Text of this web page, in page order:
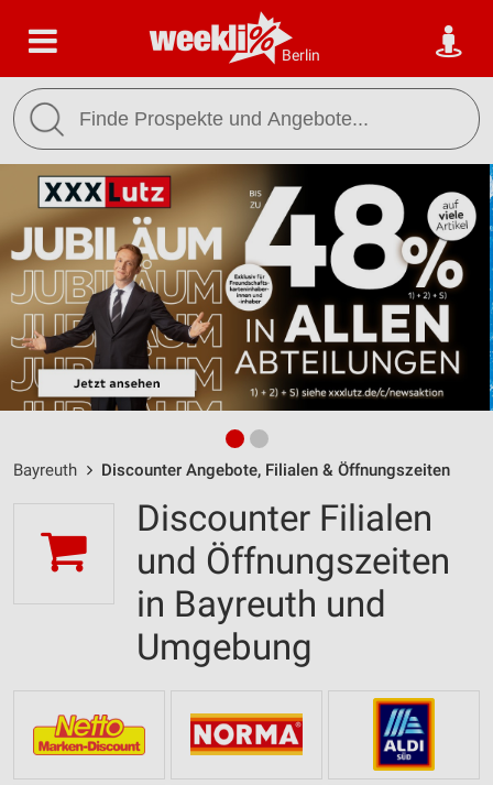
Berlin
Bayreuth Discounter Angebote, Filialen & Öffnungszeiten
Discounter Filialen
und Öffnungszeiten
in Bayreuth und
Umgebung